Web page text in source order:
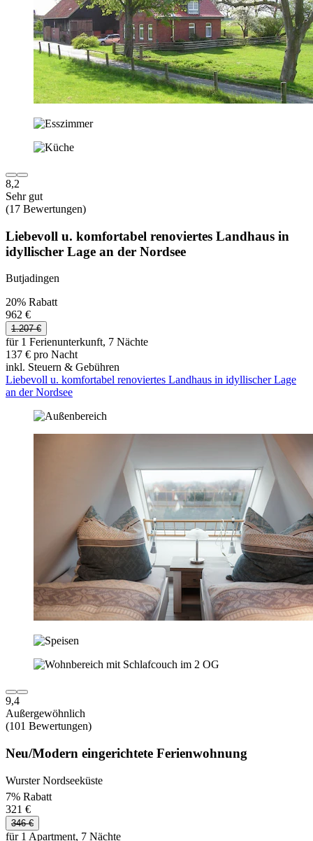
8,2
Sehr gut
(17 Bewertungen)
Liebevoll u. komfortabel renoviertes Landhaus in
idyllischer Lage an der Nordsee
Butjadingen
20% Rabatt
962 €
1.207 €
für 1 Ferienunterkunft, 7 Nächte
137 € pro Nacht
inkl. Steuern & Gebühren
Liebevoll u. komfortabel renoviertes Landhaus in idyllischer Lage
an der Nordsee
9,4
Außergewöhnlich
(101 Bewertungen)
Neu/Modern eingerichtete Ferienwohnung
Wurster Nordseeküste
7% Rabatt
321 €
346 €
für 1 Apartment, 7 Nächte